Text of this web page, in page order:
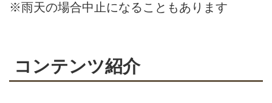
※雨天の場合中止になることもあります
コンテンツ紹介